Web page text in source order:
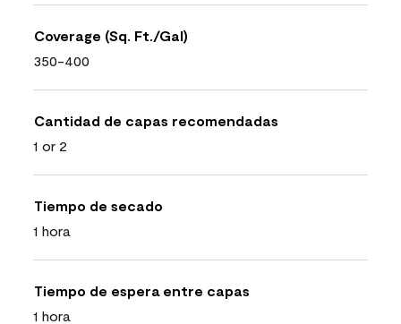
Coverage (Sq. Ft./Gal)
350-400
Cantidad de capas recomendadas
1 or 2
Tiempo de secado
1 hora
Tiempo de espera entre capas
1 hora